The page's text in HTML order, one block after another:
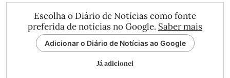
Escolha o Diário de Notícias como fonte
preferida de notícias no Google. Saber mais
Adicionar o Diário de Notícias ao Google
Já adicionei